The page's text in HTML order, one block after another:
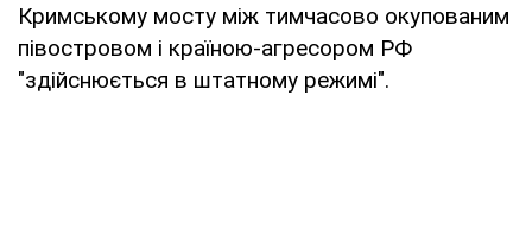
Кримському мосту між тимчасово окупованим
півостровом і країною-агресором РФ
"здійснюється в штатному режимі".